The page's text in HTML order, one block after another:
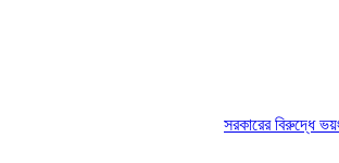
সরকারের বিরুদ্ধে ভয়ংকর